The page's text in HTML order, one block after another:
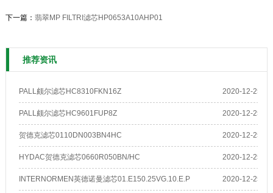
下一篇： 翡翠MP FILTRI滤芯HP0653A10AHP01
推荐资讯
2020-12-25
PALL颇尔滤芯HC8310FKN16Z
2020-12-25
PALL颇尔滤芯HC9601FUP8Z
2020-12-25
贺德克滤芯0110DN003BN4HC
2020-12-25
HYDAC贺德克滤芯0660R050BN/HC
2020-12-25
INTERNORMEN英德诺曼滤芯01.E150.25VG.10.E.P